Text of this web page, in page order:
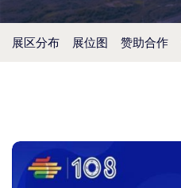
展区分布 展位图 赞助合作